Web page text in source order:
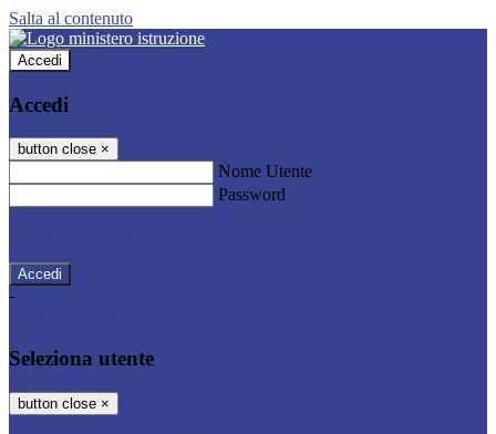
Salta al contenuto
Accedi
Accedi
button close ×
Nome Utente
Password
-
Seleziona utente
button close ×